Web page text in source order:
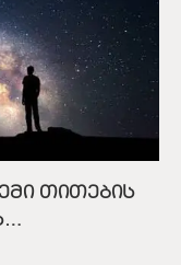
თითების